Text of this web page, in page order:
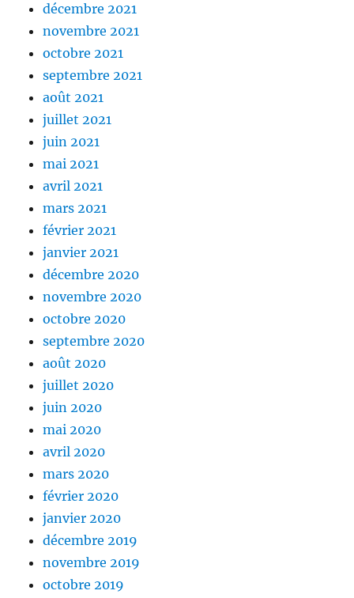
décembre 2021
novembre 2021
octobre 2021
septembre 2021
août 2021
juillet 2021
juin 2021
mai 2021
avril 2021
mars 2021
février 2021
janvier 2021
décembre 2020
novembre 2020
octobre 2020
septembre 2020
août 2020
juillet 2020
juin 2020
mai 2020
avril 2020
mars 2020
février 2020
janvier 2020
décembre 2019
novembre 2019
octobre 2019